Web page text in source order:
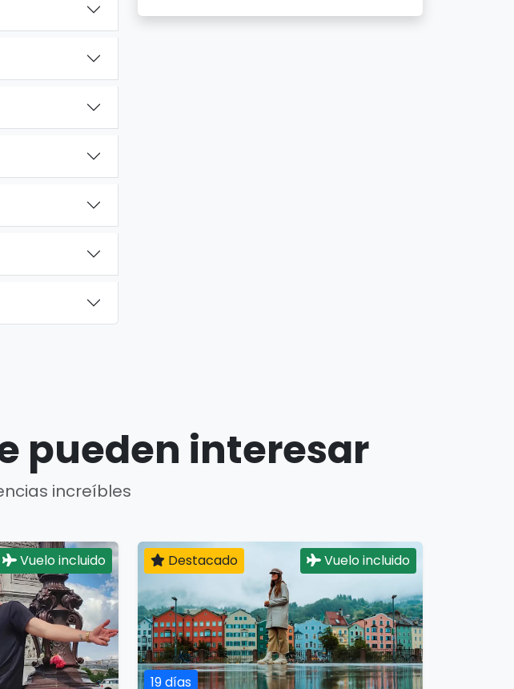
pueden interesar
increíbles
Vuelo incluido
19 días
Destacado Vuelo incluido